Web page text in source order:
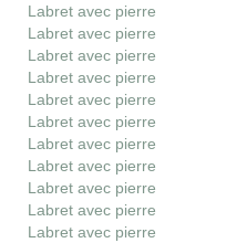
Labret avec pierre
Labret avec pierre
Labret avec pierre
Labret avec pierre
Labret avec pierre
Labret avec pierre
Labret avec pierre
Labret avec pierre
Labret avec pierre
Labret avec pierre
Labret avec pierre